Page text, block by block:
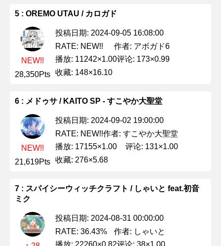
5 : OREMO UTAU / カロガド
NEW!!
28,350Pts
投稿日期: 2024-09-05 16:08:00
RATE: NEW!!
作者: アボガド6
播放: 11242×1.00评论: 173×0.99
收藏: 148×16.10
6 : メドゥサ / KAITO SP - すこやか大聖堂
NEW!!
21,619Pts
投稿日期: 2024-09-02 19:00:00
RATE: NEW!!作者: すこやか大聖堂
播放: 17155×1.00
评论: 131×1.00
收藏: 276×5.68
7 : スパイシーウィッチクラフト / しゃいと feat.初音
ミク
投稿日期: 2024-08-31 00:00:00
RATE: 36.43%
作者: しゃいと
播放: 22260×0.82评论: 38×1.00